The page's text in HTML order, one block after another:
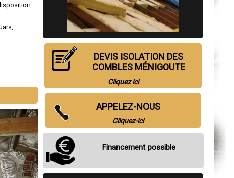
DEVIS ISOLATION DES
COMBLES MÉNIGOUTE
Cliquez ici
APPELEZ-NOUS
Cliquez-ici
Financement possible